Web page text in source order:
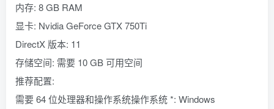
内存: 8 GB RAM
显卡: Nvidia GeForce GTX 750Ti
DirectX 版本: 11
存储空间: 需要 10 GB 可用空间
推荐配置:
需要 64 位处理器和操作系统操作系统 *: Windows